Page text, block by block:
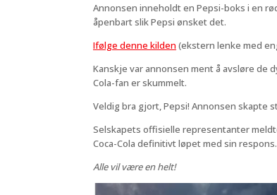
Annonsen inneholdt en Pepsi-boks i en
åpenbart slik Pepsi ønsket det.
Ifølge denne kilden (ekstern lenke med
Kanskje var annonsen ment å avsløre de
Cola-fan er skummelt.
Veldig bra gjort, Pepsi! Annonsen skapte
Selskapets offisielle representanter
Coca-Cola definitivt løpet med sin respons.
Alle vil være en helt!